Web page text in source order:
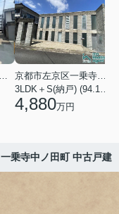
4,880万円
一乗寺中ノ田町 中古戸建